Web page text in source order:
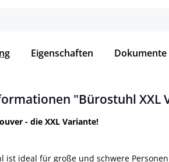
Eigenschaften Dokumente
"Bürostuhl XXL
- die XXL Variante!
ist ideal für große und schwere